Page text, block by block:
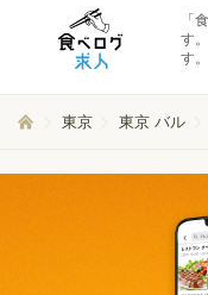
「
す
す。
東京 東京 バル